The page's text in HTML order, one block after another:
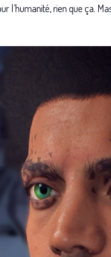
l’humanité, rien que ça.